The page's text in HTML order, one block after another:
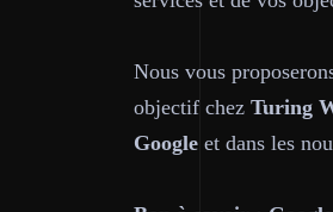
Nous vous
objectif chez Turing
Google et dans les